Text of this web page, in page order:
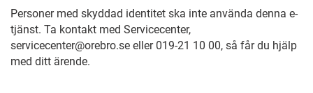
Personer med skyddad identitet ska inte använda denna e-
tjänst. Ta kontakt med Servicecenter,
servicecenter@orebro.se eller 019-21 10 00, så får du hjälp
med ditt ärende.